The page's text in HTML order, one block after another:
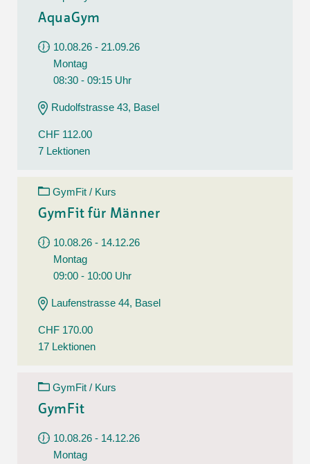
AquaGym
10.08.26 - 21.09.26
Montag
08:30 - 09:15 Uhr
Rudolfstrasse 43, Basel
CHF 112.00
7 Lektionen
GymFit / Kurs
GymFit für Männer
10.08.26 - 14.12.26
Montag
09:00 - 10:00 Uhr
Laufenstrasse 44, Basel
CHF 170.00
17 Lektionen
GymFit / Kurs
GymFit
10.08.26 - 14.12.26
Montag